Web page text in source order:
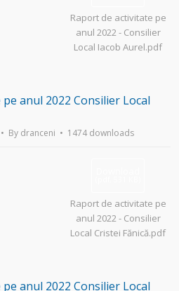
Raport de activitate pe
anul 2022 - Consilier
Local Iacob Aurel.pdf
anul 2022 Consilier Local
By dranceni 1474 downloads
Raport de activitate pe
anul 2022 - Consilier
Local Cristei Fănică.pdf
anul 2022 Consilier Local